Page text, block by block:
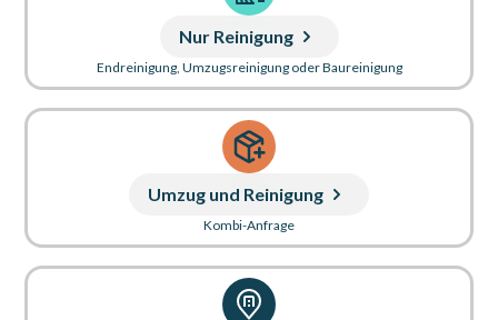
Nur Reinigung
Endreinigung, Umzugsreinigung oder Baureinigung
Umzug und Reinigung
Kombi-Anfrage